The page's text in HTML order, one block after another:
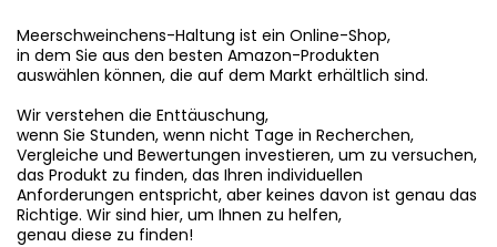
Meerschweinchens-Haltung ist ein Online-Shop,
in dem Sie aus den besten Amazon-Produkten
auswählen können, die auf dem Markt erhältlich sind.
Wir verstehen die Enttäuschung,
wenn Sie Stunden, wenn nicht Tage in Recherchen,
Vergleiche und Bewertungen investieren, um zu versuchen,
das Produkt zu finden, das Ihren individuellen
Anforderungen entspricht, aber keines davon ist genau das
Richtige. Wir sind hier, um Ihnen zu helfen,
genau diese zu finden!